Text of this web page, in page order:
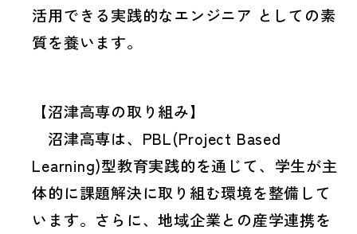
活用できる実践的なエンジニア としての素
質を養います。
【沼津高専の取り組み】
沼津高専は、PBL(Project Based
Learning)型教育実践的を通じて、学生が主
体的に課題解決に取り組む環境を整備して
います。さらに、地域企業との産学連携を